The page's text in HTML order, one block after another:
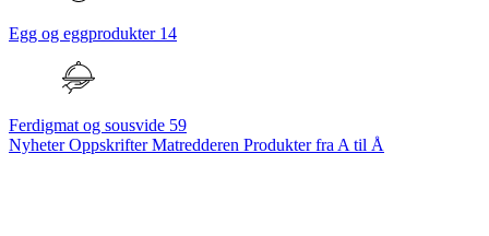
Egg og eggprodukter 14
Ferdigmat og sousvide 59
NyheterOppskrifterMatredderen Produkter fra A til Å